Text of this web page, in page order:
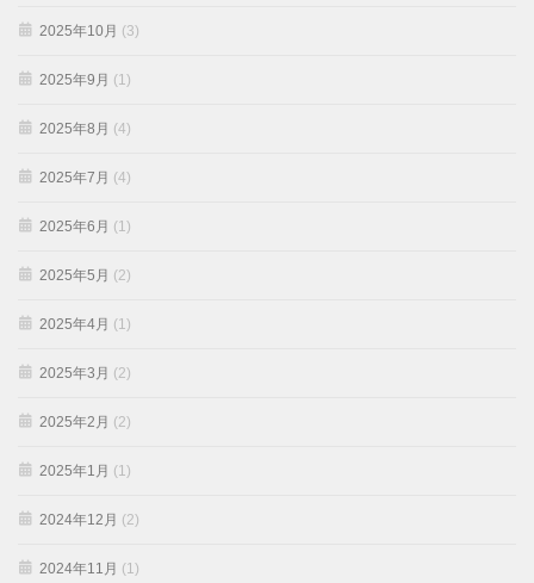
2025年10月 (3)
2025年9月 (1)
2025年8月 (4)
2025年7月 (4)
2025年6月 (1)
2025年5月 (2)
2025年4月 (1)
2025年3月 (2)
2025年2月 (2)
2025年1月 (1)
2024年12月 (2)
2024年11月 (1)